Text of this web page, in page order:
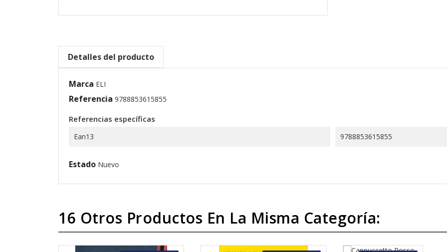
Detalles del producto
Marca ELI
Referencia 9788853615855
Referencias específicas
Ean13 9788853615855
Estado Nuevo
16 Otros Productos En La Misma Categoría: